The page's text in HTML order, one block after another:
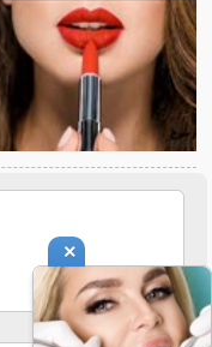
فال حافظ
×